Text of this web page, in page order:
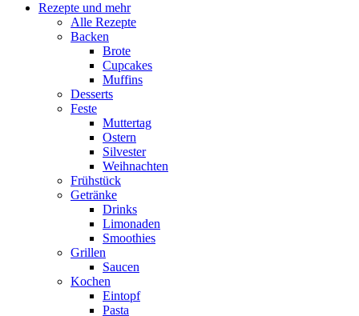
Rezepte und mehr
Alle Rezepte
Backen
Brote
Cupcakes
Muffins
Desserts
Feste
Muttertag
Ostern
Silvester
Weihnachten
Frühstück
Getränke
Drinks
Limonaden
Smoothies
Grillen
Saucen
Kochen
Eintopf
Pasta